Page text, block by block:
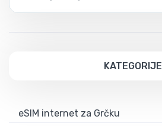
KATEGORIJE
eSIM internet za Grčku